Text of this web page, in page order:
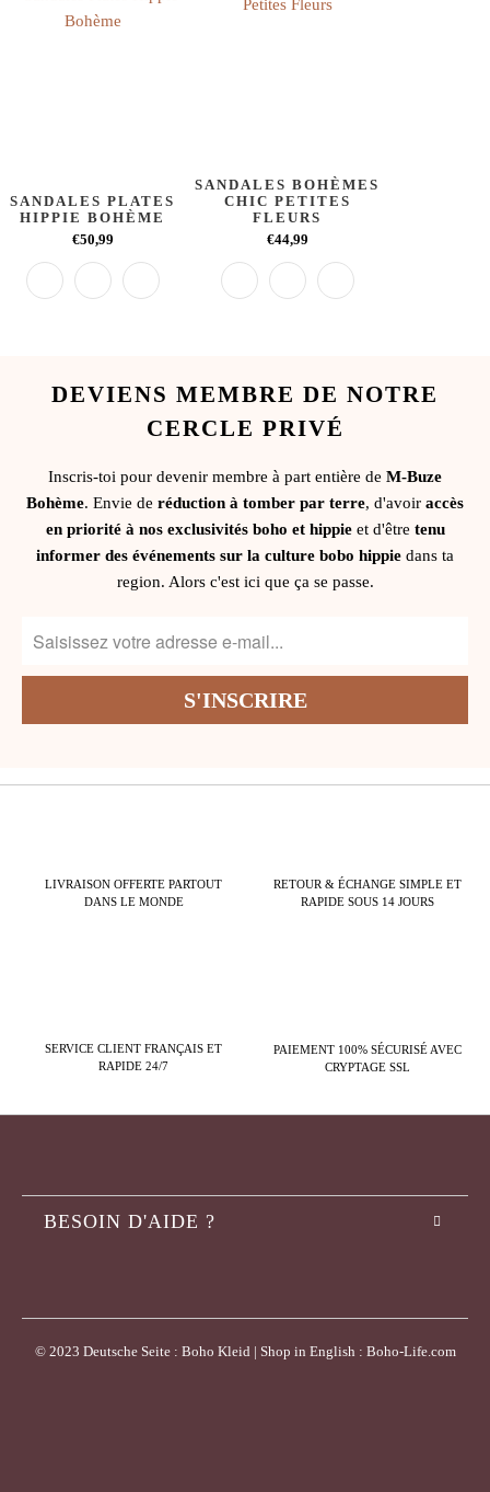
SANDALES PLATES
HIPPIE BOHÈME
€50,99
SANDALES BOHÈMES
CHIC PETITES
FLEURS
€44,99
DEVIENS MEMBRE DE NOTRE
CERCLE PRIVÉ
Inscris-toi pour devenir membre à part entière de M-Buze
Bohème. Envie de réduction à tomber par terre, d'avoir accès
en priorité à nos exclusivités boho et hippieet d'être tenu
informer des événements sur la culture bobo hippie dans ta
region. Alors c'est ici que ça se passe.
LIVRAISON OFFERTE PARTOUT
DANS LE MONDE
RETOUR & ÉCHANGE SIMPLE ET
RAPIDE SOUS 14 JOURS
SERVICE CLIENT FRANÇAIS ET
RAPIDE 24/7
PAIEMENT 100% SÉCURISÉ AVEC
CRYPTAGE SSL
BESOIN D'AIDE ?
© 2023 Deutsche Seite : Boho Kleid | Shop in English : Boho-Life.com